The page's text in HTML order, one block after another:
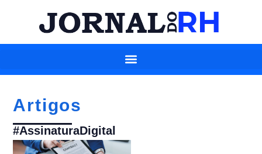
Artigos
#AssinaturaDigital